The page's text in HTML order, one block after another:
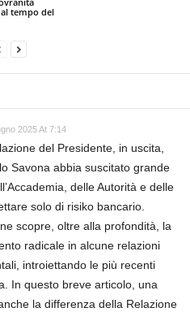
tempo del
2025 At 7:14
del Presidente, in uscita,
Savona abbia suscitato grande
delle Autorità e delle
solo di risiko bancario.
scopre, oltre alla profondità, la
radicale in alcune relazioni
introiettando le più recenti
In questo breve articolo, una
la differenza della Relazione